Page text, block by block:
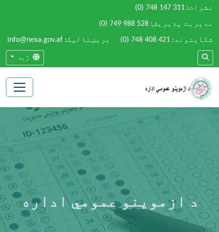
نشرات: (0) 748 147 311
مدیریت پذیریش: (0) 749 988 528
شکایتونه: (0) 748 408 421 بریښنالیک: info@nexa.gov.af
ژبه
د ازموینو عمومي اداره